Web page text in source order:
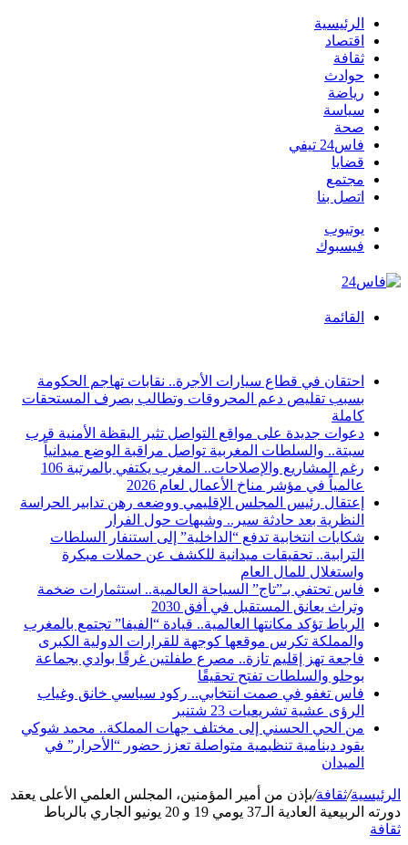
الرئيسية
اقتصاد
ثقافة
حوادث
رياضة
سياسة
صحة
فاس24 تيفي
قضايا
مجتمع
اتصل بنا
يوتيوب
فيسبوك
القائمة
احتقان في قطاع سيارات الأجرة.. نقابات تهاجم الحكومة
بسبب تقليص دعم المحروقات وتطالب بصرف المستحقات
كاملة
دعوات جديدة على مواقع التواصل تثير اليقظة الأمنية قرب
سبتة.. والسلطات المغربية تواصل مراقبة الوضع ميدانياً
رغم المشاريع والإصلاحات.. المغرب يكتفي بالمرتبة 106
عالمياً في مؤشر مناخ الأعمال لعام 2026
إعتقال رئيس المجلس الإقليمي ووضعه رهن تدابير الحراسة
النظرية بعد حادثة سير.. وشبهات حول الفرار
شكايات انتخابية تدفع “الداخلية” إلى استنفار السلطات
الترابية.. تحقيقات ميدانية للكشف عن حملات مبكرة
واستغلال للمال العام
فاس تحتفي بـ”تاج” السياحة العالمية.. استثمارات ضخمة
وتراث يعانق المستقبل في أفق 2030
الرباط تؤكد مكانتها العالمية.. قيادة “الفيفا” تجتمع بالمغرب
والمملكة تكرس موقعها كوجهة للقرارات الدولية الكبرى
فاجعة تهز إقليم تازة.. مصرع طفلتين غرقًا بوادي بجماعة
بوحلو والسلطات تفتح تحقيقًا
فاس تغفو في صمت انتخابي.. ركود سياسي خانق وغياب
الرؤى عشية تشريعيات 23 شتنبر
من الحي الحسني إلى مختلف جهات المملكة.. محمد شوكي
يقود دينامية تنظيمية متواصلة تعزز حضور “الأحرار” في
الميدان
الرئيسية/ثقافة/بإذن من أمير المؤمنين، المجلس العلمي الأعلى يعقد
دورته الربيعية العادية الـ37 يومي 19 و 20 يونيو الجاري بالرباط
ثقافة